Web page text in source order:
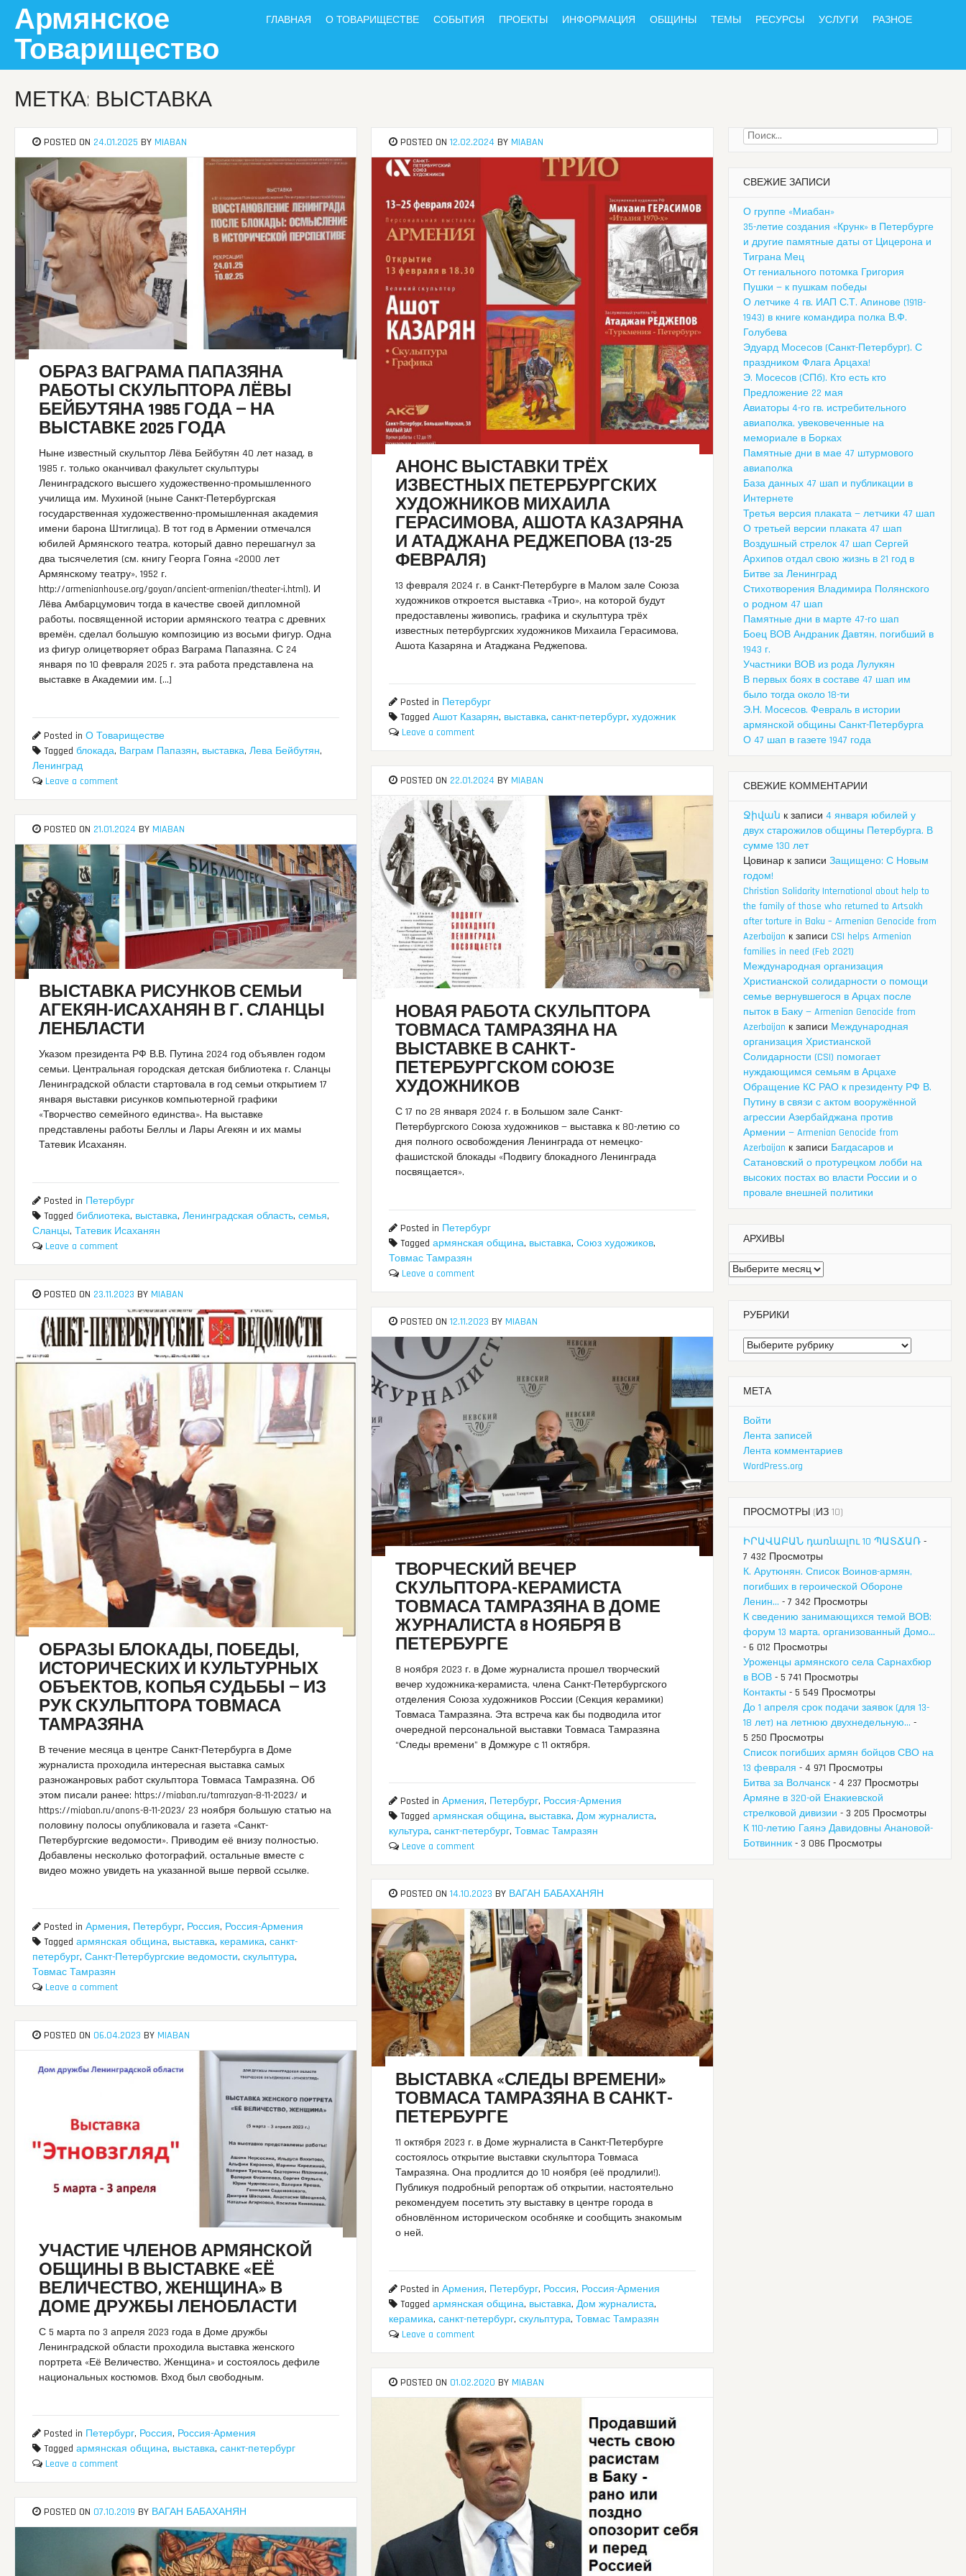
content
Армянское
Товарищество
ГЛАВНАЯ О ТОВАРИЩЕСТВЕ СОБЫТИЯ ПРОЕКТЫ ИНФОРМАЦИЯ ОБЩИНЫ ТЕМЫ РЕСУРСЫ УСЛУГИ РАЗНОЕ
МЕТКА: ВЫСТАВКА
POSTED ON 24.01.2025 BY MIABAN
ОБРАЗ ВАГРАМА ПАПАЗЯНА
РАБОТЫ СКУЛЬПТОРА ЛЁВЫ
БЕЙБУТЯНА 1985 ГОДА — НА
ВЫСТАВКЕ 2025 ГОДА
Ныне известный скульптор Лёва Бейбутян 40 лет назад, в
1985 г. только оканчивал факультет скульптуры
Ленинградского высшего художественно-промышленного
училища им. Мухиной (ныне Санкт-Петербургская
государственная художественно-промышленная академия
имени барона Штиглица). В тот год в Армении отмечался
юбилей Армянского театра, который давно перешагнул за
два тысячелетия (см. книгу Георга Гояна «2000 лет
Армянскому театру», 1952 г.
http://armenianhouse.org/goyan/ancient-armenian/theater-i.html). И
Лёва Амбарцумович тогда в качестве своей дипломной
работы, посвященной истории армянского театра с древних
времён, сделал большую композицию из восьми фигур. Одна
из фигур олицетворяет образ Ваграма Папазяна. С 24
января по 10 февраля 2025 г. эта работа представлена на
выставке в Академии им. […]
Posted in О Товариществе
Tagged блокада, Ваграм Папазян, выставка, Лева Бейбутян,
Ленинград
Leave a comment
POSTED ON 12.02.2024 BY MIABAN
АНОНС ВЫСТАВКИ ТРЁХ
ИЗВЕСТНЫХ ПЕТЕРБУРГСКИХ
ХУДОЖНИКОВ МИХАИЛА
ГЕРАСИМОВА, АШОТА КАЗАРЯНА
И АТАДЖАНА РЕДЖЕПОВА (13-25
ФЕВРАЛЯ)
13 февраля 2024 г. в Санкт-Петербурге в Малом зале Союза
художников откроется выставка «Трио», на которой будут
предоставлены живопись, графика и скульптура трёх
известных петербургских художников Михаила Герасимова,
Ашота Казаряна и Атаджана Реджепова.
Posted in Петербург
Tagged Ашот Казарян, выставка, санкт-петербург, художник
Leave a comment
POSTED ON 22.01.2024 BY MIABAN
НОВАЯ РАБОТА СКУЛЬПТОРА
ТОВМАСА ТАМРАЗЯНА НА
ВЫСТАВКЕ В САНКТ-
ПЕТЕРБУРГСКОМ CОЮЗЕ
ХУДОЖНИКОВ
С 17 по 28 января 2024 г. в Большом зале Санкт-
Петербургского Cоюза художников — выставка к 80-летию со
дня полного освобождения Ленинграда от немецко-
фашистской блокады «Подвигу блокадного Ленинграда
посвящается».
Posted in Петербург
Tagged армянская община, выставка, Союз художиков,
Товмас Тамразян
Leave a comment
POSTED ON 21.01.2024 BY MIABAN
ВЫСТАВКА РИСУНКОВ СЕМЬИ
АГЕКЯН-ИСАХАНЯН В Г. СЛАНЦЫ
ЛЕНБЛАСТИ
Указом президента РФ В.В. Путина 2024 год объявлен годом
семьи. Центральная городская детская библиотека г. Сланцы
Ленинградской области стартовала в год семьи открытием 17
января выставки рисунков компьютерной графики
«Творчество семейного единства». На выставке
представлены работы Беллы и Лары Агекян и их мамы
Татевик Исаханян.
Posted in Петербург
Tagged библиотека, выставка, Ленинградская область, семья,
Сланцы, Татевик Исаханян
Leave a comment
POSTED ON 23.11.2023 BY MIABAN
ОБРАЗЫ БЛОКАДЫ, ПОБЕДЫ,
ИСТОРИЧЕСКИХ И КУЛЬТУРНЫХ
ОБЪЕКТОВ, КОПЬЯ СУДЬБЫ — ИЗ
РУК СКУЛЬПТОРА ТОВМАСА
ТАМРАЗЯНА
В течение месяца в центре Санкт-Петербурга в Доме
журналиста проходила интересная выставка самых
разножанровых работ скульптора Товмаса Тамразяна. Об
этом писали ранее: https://miaban.ru/tamrazyan-8-11-2023/ и
https://miaban.ru/anons-8-11-2023/ 23 ноября большую статью на
половину полосы опубликовала и газета «Санкт-
Петербургские ведомости». Приводим её внизу полностью.
Добавлены несколько фотографий, остальные вместе с
видео можно увидеть на указанной выше первой ссылке.
Posted in Армения, Петербург, Россия, Россия-Армения
Tagged армянская община, выставка, керамика, санкт-
петербург, Санкт-Петербургские ведомости, скульптура,
Товмас Тамразян
Leave a comment
POSTED ON 12.11.2023 BY MIABAN
ТВОРЧЕСКИЙ ВЕЧЕР
СКУЛЬПТОРА-КЕРАМИСТА
ТОВМАСА ТАМРАЗЯНА В ДОМЕ
ЖУРНАЛИСТА 8 НОЯБРЯ В
ПЕТЕРБУРГЕ
8 ноября 2023 г. в Доме журналиста прошел творческий
вечер художника-керамиста, члена Санкт-Петербургского
отделения Союза художников России (Секция керамики)
Товмаса Тамразяна. Эта встреча как бы подводила итог
очередной персональной выставки Товмаса Тамразяна
“Следы времени” в Домжуре с 11 октября.
Posted in Армения, Петербург, Россия-Армения
Tagged армянская община, выставка, Дом журналиста,
культура, санкт-петербург, Товмас Тамразян
Leave a comment
POSTED ON 14.10.2023 BY ВАГАН БАБАХАНЯН
ВЫСТАВКА «СЛЕДЫ ВРЕМЕНИ»
ТОВМАСА ТАМРАЗЯНА В САНКТ-
ПЕТЕРБУРГЕ
11 октября 2023 г. в Доме журналиста в Санкт-Петербурге
состоялось открытие выставки скульптора Товмаса
Тамразяна. Она продлится до 10 ноября (её продлили!).
Публикуя подробный репортаж об открытии, настоятельно
рекомендуем посетить эту выставку в центре города в
обновлённом историческом особняке и сообщить знакомым
о ней.
Posted in Армения, Петербург, Россия, Россия-Армения
Tagged армянская община, выставка, Дом журналиста,
керамика, санкт-петербург, скульптура, Товмас Тамразян
Leave a comment
POSTED ON 06.04.2023 BY MIABAN
УЧАСТИЕ ЧЛЕНОВ АРМЯНСКОЙ
ОБЩИНЫ В ВЫСТАВКЕ «ЕЁ
ВЕЛИЧЕСТВО, ЖЕНЩИНА» В
ДОМЕ ДРУЖБЫ ЛЕНОБЛАСТИ
С 5 марта по 3 апреля 2023 года в Доме дружбы
Ленинградской области проходила выставка женского
портрета «Её Величество, Женщина» и состоялось дефиле
национальных костюмов. Вход был свободным.
Posted in Петербург, Россия, Россия-Армения
Tagged армянская община, выставка, санкт-петербург
Leave a comment
POSTED ON 01.02.2020 BY MIABAN
POSTED ON 07.10.2019 BY ВАГАН БАБАХАНЯН
Найти:
СВЕЖИЕ ЗАПИСИ
О группе «Миабан»
35-летие создания «Крунк» в Петербурге
и другие памятные даты от Цицерона и
Тиграна Мец
От гениального потомка Григория
Пушки — к пушкам победы
О летчике 4 гв. ИАП С.Т. Апинове (1918-
1943) в книге командира полка В.Ф.
Голубева
Эдуард Мосесов (Санкт-Петербург). С
праздником Флага Арцаха!
Э. Мосесов (СПб). Кто есть кто
Предложение 22 мая
Авиаторы 4-го гв. истребительного
авиаполка, увековеченные на
мемориале в Борках
Памятные дни в мае 47 штурмового
авиаполка
База данных 47 шап и публикации в
Интернете
Третья версия плаката — летчики 47 шап
О третьей версии плаката 47 шап
Воздушный стрелок 47 шап Сергей
Архипов отдал свою жизнь в 21 год в
Битве за Ленинград
Стихотворения Владимира Полянского
о родном 47 шап
Памятные дни в марте 47-го шап
Боец ВОВ Андраник Давтян, погибший в
1943 г.
Участники ВОВ из рода Лулукян
В первых боях в составе 47 шап им
было тогда около 18-ти
Э.Н. Мосесов. Февраль в истории
армянской общины Санкт-Петербурга
О 47 шап в газете 1947 года
СВЕЖИЕ КОММЕНТАРИИ
Ջիվան к записи 4 января юбилей у
двух старожилов общины Петербурга. В
сумме 130 лет
Цовинар к записи Защищено: С Новым
годом!
Christian Solidarity International about help to
the family of those who returned to Artsakh
after torture in Baku – Armenian Genocide from
Azerbaijan к записи CSI helps Armenian
families in need (Feb 2021)
Международная организация
Христианской солидарности о помощи
семье вернувшегося в Арцах после
пыток в Баку — Armenian Genocide from
Azerbaijan к записи Международная
организация Христианской
Солидарности (CSI) помогает
нуждающимся семьям в Арцахе
Обращение КС РАО к президенту РФ В.
Путину в связи с актом вооружённой
агрессии Азербайджана против
Армении — Armenian Genocide from
Azerbaijan к записи Багдасаров и
Сатановский о протурецком лобби на
высоких постах во власти России и о
провале внешней политики
АРХИВЫ
Архивы
РУБРИКИ
Рубрики
МЕТА
Войти
Лента записей
Лента комментариев
WordPress.org
ПРОСМОТРЫ (ИЗ 10)
ԻՐԱՎԱԲԱՆ դառնալու 10 ՊԱՏՃԱՌ -
7 432 Просмотры
К. Арутюнян. Список Воинов-армян,
погибших в героической Обороне
Ленин... - 7 342 Просмотры
К сведению занимающихся темой ВОВ:
форум 13 марта, организованный Домо...
- 6 012 Просмотры
Уроженцы армянского села Сарнахбюр
в ВОВ - 5 741 Просмотры
Контакты - 5 549 Просмотры
До 1 апреля срок подачи заявок (для 13-
18 лет) на летнюю двухнедельную... -
5 250 Просмотры
Список погибших армян бойцов СВО на
13 февраля - 4 971 Просмотры
Битва за Волчанск - 4 237 Просмотры
Армяне в 320-ой Енакиевской
стрелковой дивизии - 3 205 Просмотры
К 110-летию Гаянэ Давидовны Анановой-
Ботвинник - 3 086 Просмотры